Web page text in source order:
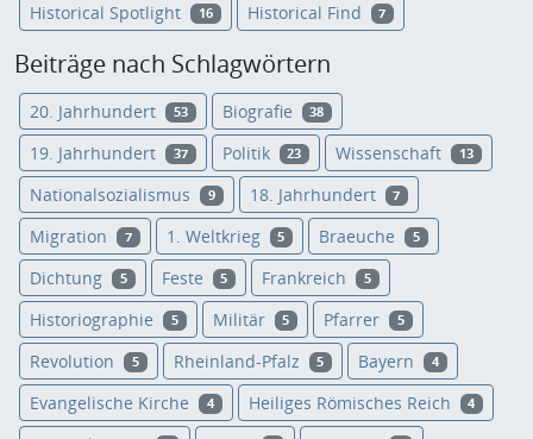
Historical Spotlight 16 Historical Find 7
Beiträge nach Schlagwörtern
20. Jahrhundert 53 Biografie 38
19. Jahrhundert 37 Politik 23 Wissenschaft 13
Nationalsozialismus 9 18. Jahrhundert 7
Migration 7 1. Weltkrieg 5 Braeuche 5
Dichtung 5 Feste 5 Frankreich 5
Historiographie 5 Militär 5 Pfarrer 5
Revolution 5 Rheinland-Pfalz 5 Bayern 4
Evangelische Kirche 4 Heiliges Römisches Reich 4